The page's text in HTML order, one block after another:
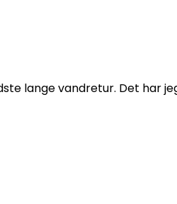
lange vandretur. Det har